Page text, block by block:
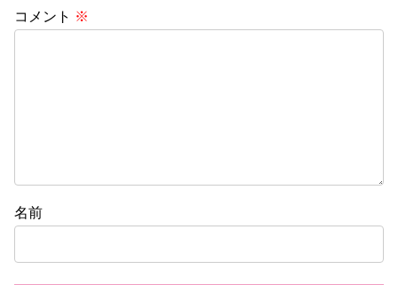
コメント ※
名前